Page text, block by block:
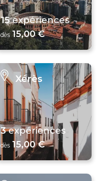
15expériences
dès15,00 €
Xérès
3expériences
dès 15,00 €